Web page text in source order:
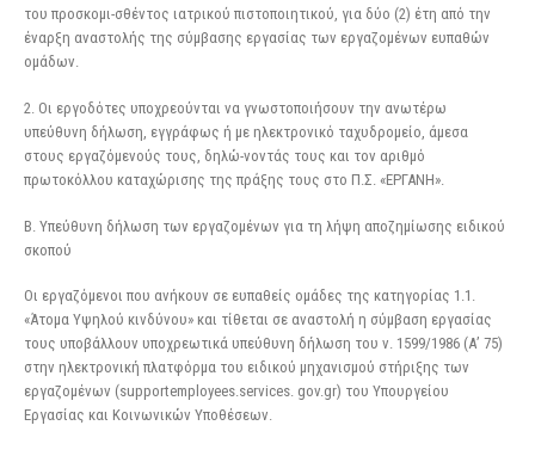
του προσκομι-σθέντος ιατρικού πιστοποιητικού, για δύο (2) έτη από την
έναρξη αναστολής της σύμβασης εργασίας των εργαζομένων ευπαθών
ομάδων.
2. Οι εργοδότες υποχρεούνται να γνωστοποιήσουν την ανωτέρω
υπεύθυνη δήλωση, εγγράφως ή με ηλεκτρονικό ταχυδρομείο, άμεσα
στους εργαζόμενούς τους, δηλώ-νοντάς τους και τον αριθμό
πρωτοκόλλου καταχώρισης της πράξης τους στο Π.Σ. «ΕΡΓΑΝΗ».
Β. Υπεύθυνη δήλωση των εργαζομένων για τη λήψη αποζημίωσης ειδικού
σκοπού
Οι εργαζόμενοι που ανήκουν σε ευπαθείς ομάδες της κατηγορίας 1.1.
«Άτομα Υψηλού κινδύνου» και τίθεται σε αναστολή η σύμβαση εργασίας
τους υποβάλλουν υποχρεωτικά υπεύθυνη δήλωση του ν. 1599/1986 (Α’ 75)
στην ηλεκτρονική πλατφόρμα του ειδικού μηχανισμού στήριξης των
εργαζομένων (supportemployees.services. gov.gr) του Υπουργείου
Εργασίας και Κοινωνικών Υποθέσεων.